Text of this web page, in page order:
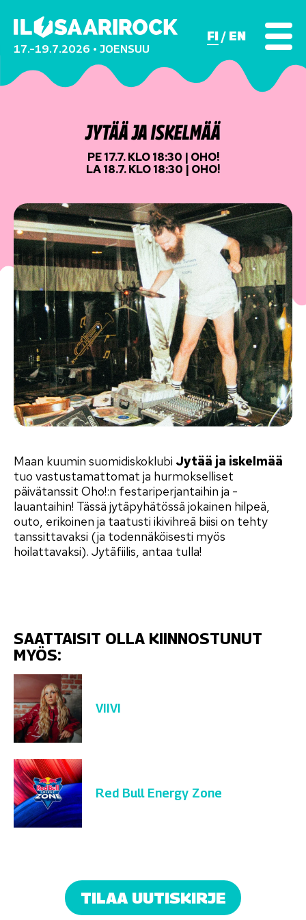
17.–19.7.2026 • JOENSUU
FI EN
JYTÄÄ JA ISKELMÄÄ
PE 17.7. KLO 18:30 | OHO!
LA 18.7. KLO 18:30 | OHO!
Maan kuumin suomidiskoklubi Jytää ja iskelmää
tuo vastustamattomat ja hurmokselliset
päivätanssit Oho!:n festariperjantaihin ja -
lauantaihin! Tässä jytäpyhätössä jokainen hilpeä,
outo, erikoinen ja taatusti ikivihreä biisi on tehty
tanssittavaksi (ja todennäköisesti myös
hoilattavaksi). Jytäfiilis, antaa tulla!
SAATTAISIT OLLA KIINNOSTUNUT
MYÖS:
VIIVI
Red Bull Energy Zone
TILAA UUTISKIRJE